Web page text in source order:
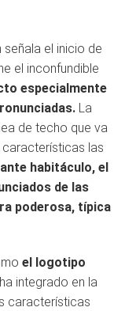
señala el inicio de
el inconfundible
especialmente
La
de techo que va
las
habitáculo, el
de las
poderosa, típica
el logotipo
integrado en la
características